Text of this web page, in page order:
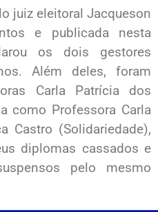
juiz eleitoral Jacqueson
e publicada nesta
os dois gestores
Além deles, foram
Carla Patrícia dos
como Professora Carla
Castro (Solidariedade),
diplomas cassados e
pelo mesmo